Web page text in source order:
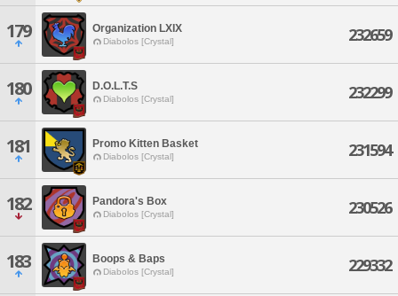
179 Organization LXIX
Diabolos [Crystal] 232659
180 D.O.L.T.S
Diabolos [Crystal] 232299
181 Promo Kitten Basket
Diabolos [Crystal] 231594
182 Pandora's Box
Diabolos [Crystal] 230526
183 Boops & Baps
Diabolos [Crystal] 229332